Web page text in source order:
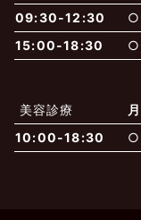
当
最
内科
一般診
電
09:30-12:30
○
15:00-18:30
○
美容診療 月
10:00-18:30
○